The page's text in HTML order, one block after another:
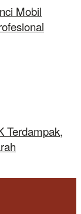
Mobil
Terdampak,